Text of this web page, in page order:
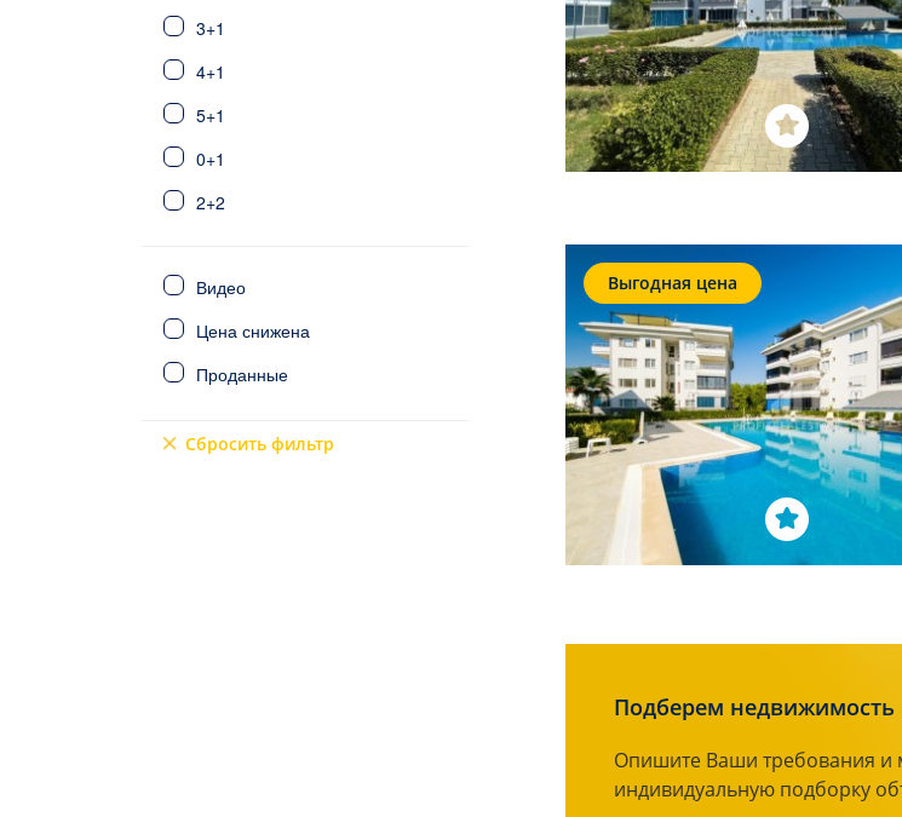
Джикджилли
Кестель
Демирташ
Газипаша
Фетхие
Сиде
Калкан/Каш
3+1
4+1
5+1
0+1
2+2
6+1
4+2
5+2
Видео
Цена снижена
Проданные
Сбросить фильтр
Выгодная цена
Подберем недвижимость
Опишите Ваши требования и
индивидуальную подборку